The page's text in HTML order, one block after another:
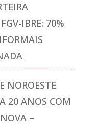
FGV-IBRE: 70%
NOROESTE
20 ANOS COM
–